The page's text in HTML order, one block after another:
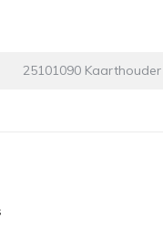
25101090